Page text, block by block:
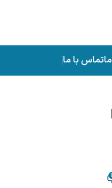
تماس با ما